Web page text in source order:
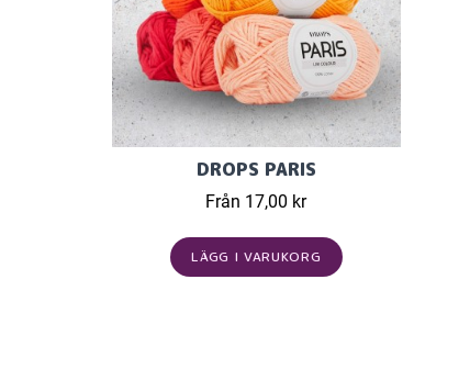
DROPS PARIS
Från 17,00 kr
LÄGG I VARUKORG